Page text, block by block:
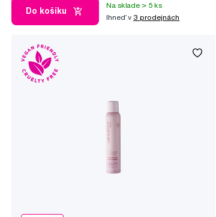
Do košíku
Na sklade > 5 ks
Ihneď v 3 prodejnách